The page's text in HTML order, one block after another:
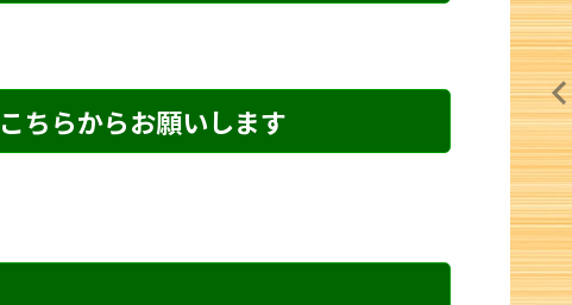
ちらからお願いします